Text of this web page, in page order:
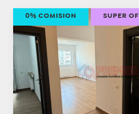
0% COMISION SUPER